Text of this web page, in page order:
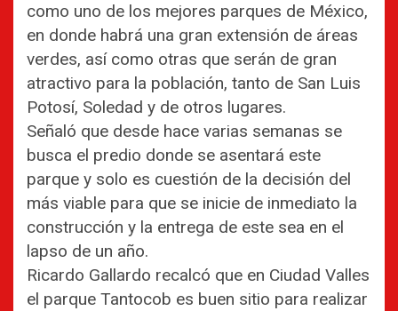
como uno de los mejores parques de México,
en donde habrá una gran extensión de áreas
verdes, así como otras que serán de gran
atractivo para la población, tanto de San Luis
Potosí, Soledad y de otros lugares.
Señaló que desde hace varias semanas se
busca el predio donde se asentará este
parque y solo es cuestión de la decisión del
más viable para que se inicie de inmediato la
construcción y la entrega de este sea en el
lapso de un año.
Ricardo Gallardo recalcó que en Ciudad Valles
el parque Tantocob es buen sitio para realizar